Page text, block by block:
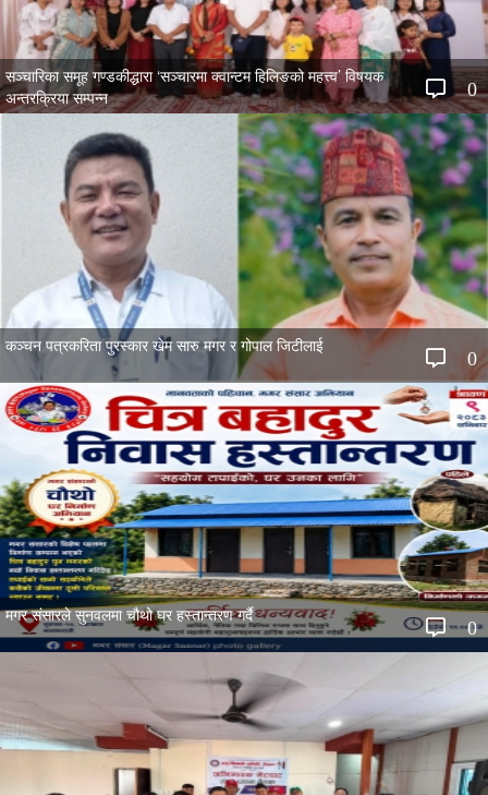
0
सञ्चारिका समूह गण्डकीद्धारा ‘सञ्चारमा क्वान्टम हिलिङको महत्त्व’ विषयक
अन्तरक्रिया सम्पन्न
0
कञ्चन पत्रकरिता पुरस्कार खेम सारु मगर र गोपाल जिटीलाई
0
मगर संसारले सुनवलमा चौथो घर हस्तान्तरण गर्दै